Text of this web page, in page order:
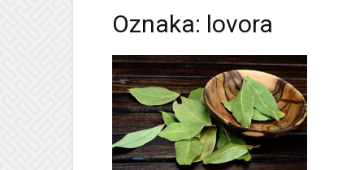
Oznaka: lovora